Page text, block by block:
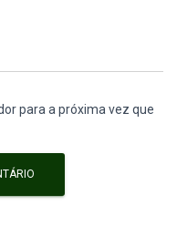
para a próxima vez que